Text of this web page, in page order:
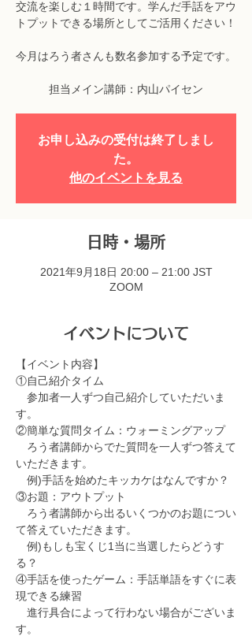
交流を楽しむ１時間です。学んだ手話をアウ
トプットできる場所としてご活用ください！
今月はろう者さんも数名参加する予定です。
担当メイン講師：内山パイセン
お申し込みの受付は終了しまし
た。
他のイベントを見る
日時・場所
2021年9月18日 20:00 – 21:00 JST
ZOOM
イベントについて
【イベント内容】
①自己紹介タイム
参加者一人ずつ自己紹介していただいま
す。
②簡単な質問タイム：ウォーミングアップ
ろう者講師からでた質問を一人ずつ答えて
いただきます。
例)手話を始めたキッカケはなんですか？
③お題：アウトプット
ろう者講師から出るいくつかのお題につい
て答えていただきます。
例)もしも宝くじ1当に当選したらどうす
る？
④手話を使ったゲーム：手話単語をすぐに表
現できる練習
進行具合によって行わない場合がございま
す。